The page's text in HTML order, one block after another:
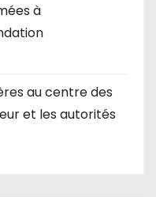
à
au centre des
et les autorités